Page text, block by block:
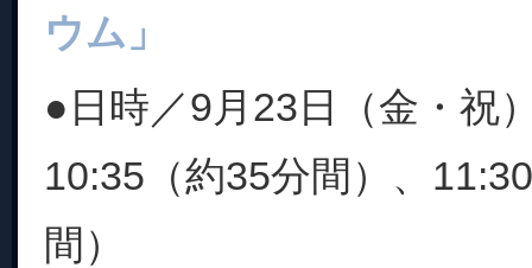
ウム」
●日時／9月23日（金・祝
10:35（約35分間）、
間）